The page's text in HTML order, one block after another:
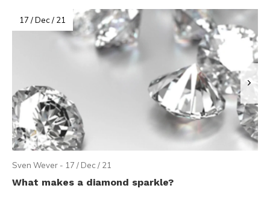
17 / Dec / 21
Sven Wever - 17 / Dec / 21
What makes a diamond sparkle?